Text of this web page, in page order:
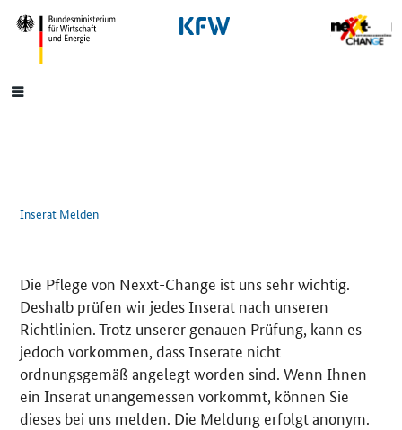
SrOnlyNavigation
Hauptmenü
Inserat Melden
Die Pflege von Nexxt-Change ist uns sehr wichtig.
Deshalb prüfen wir jedes Inserat nach unseren
Richtlinien. Trotz unserer genauen Prüfung, kann es
jedoch vorkommen, dass Inserate nicht
ordnungsgemäß angelegt worden sind. Wenn Ihnen
ein Inserat unangemessen vorkommt, können Sie
dieses bei uns melden. Die Meldung erfolgt anonym.